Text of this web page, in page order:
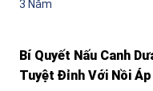
3 Năm
Bí Quyết Nấu Canh
Tuyệt Đỉnh Với Nồi